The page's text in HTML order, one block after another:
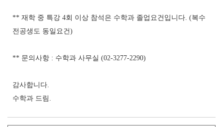
** 재학 중 특강 4회 이상 참석은 수학과 졸업요건입니다. (복수
전공생도 동일요건)
** 문의사항 : 수학과 사무실 (02-3277-2290)
감사합니다.
수학과 드림.